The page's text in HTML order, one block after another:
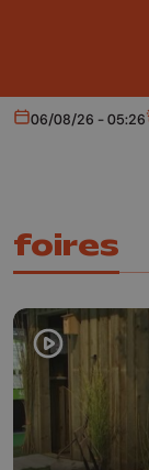
Aujourd'hui
06/08/26 - 05:26
foires